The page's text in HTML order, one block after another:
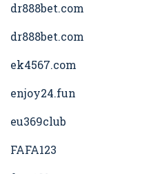
dr888bet.com
dr888bet.com
ek4567.com
enjoy24.fun
eu369club
FAFA123